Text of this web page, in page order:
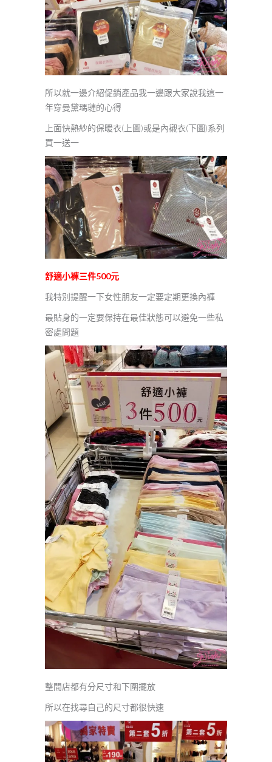
所以就一邊介紹促銷產品我一邊跟大家說我這一
年穿曼黛瑪璉的心得
上面快熱紗的保暖衣(上圖)或是內襯衣(下圖)系列
買一送一
舒適小褲三件500元
我特別提醒一下女性朋友一定要定期更換內褲
最貼身的一定要保持在最佳狀態可以避免一些私
密處問題
整間店都有分尺寸和下圍擺放
所以在找尋自己的尺寸都很快速